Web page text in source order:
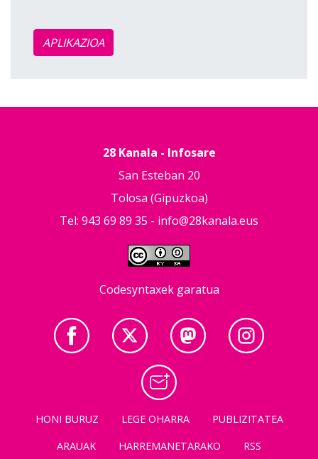
APLIKAZIOA
28 Kanala - Infosare
San Esteban 20
Tolosa (Gipuzkoa)
Tel: 943 69 89 35 - info@28kanala.eus
Codesyntaxek garatua
HONI BURUZ LEGE OHARRA
PUBLIZITATEA
ARAUAK
HARREMANETARAKO RSS